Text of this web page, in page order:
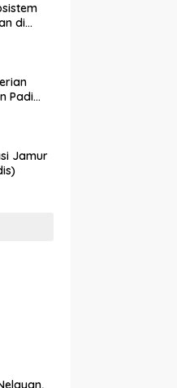
Sumber Daya Lahan:
di
Padi
Jamur